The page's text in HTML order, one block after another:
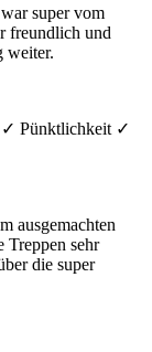
super vom
freundlich und
weiter.
✓ Pünktlichkeit ✓
ausgemachten
Treppen sehr
die super